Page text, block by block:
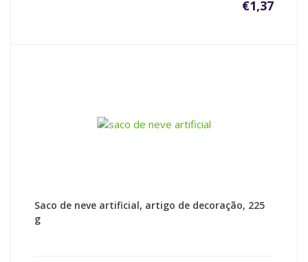
€1,37
Saco de neve artificial, artigo de decoração, 225
g